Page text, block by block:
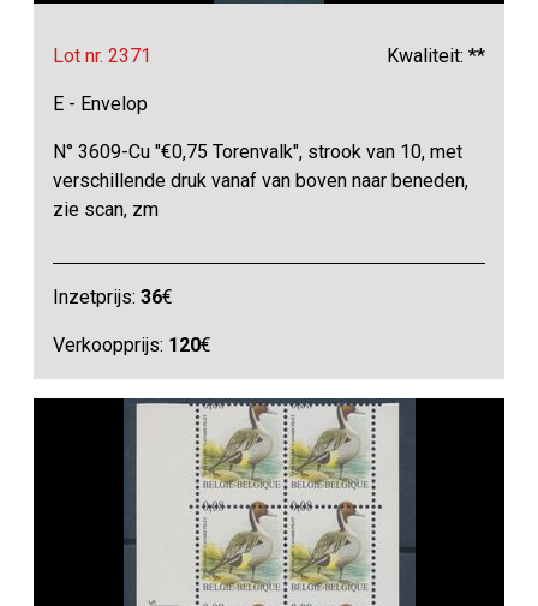
Lot nr. 2371 Kwaliteit: **
E - Envelop
N° 3609-Cu "€0,75 Torenvalk", strook van 10, met
verschillende druk vanaf van boven naar beneden,
zie scan, zm
Inzetprijs:36€
Verkoopprijs: 120€